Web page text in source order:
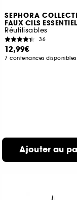
SEPHORA
FAUX CILS
Réutilisables
36
12,99€
7 contenances disponibles
Ajouter au